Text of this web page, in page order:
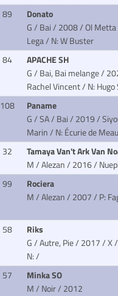
89
Donato
G / Bai / 2008 / Ol
Lega / N: W Buster
84
APACHE SH
G / Bai, Bai melange /
Rachel Vincent / N: Hugo
108
Paname
G / SA / Bai / 2019 /
Marin / N: Écurie de
32
Tamaya Van't Ark Van
M / Alezan / 2016 /
99
Rociera
M / Alezan / 2007/ P:
58
Riks
G / Autre, Pie / 2017 / X
N: /
57
Minka SO
M / Noir / 2012